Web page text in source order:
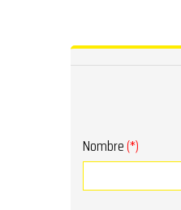
Nombre(*)